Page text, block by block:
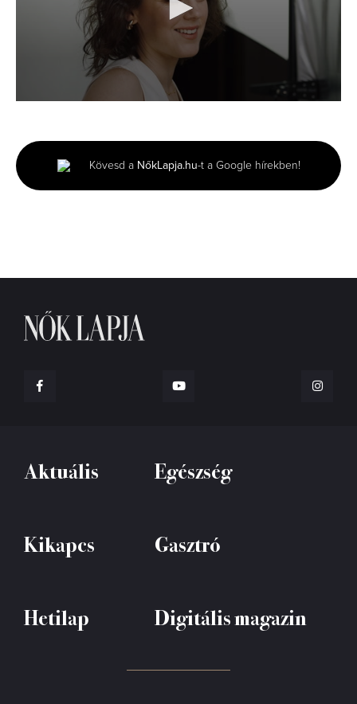
minutes,
13
seconds
Kövesd a NőkLapja.hu-t a Google hírekben!
Aktuális Egészség
Kikapcs Gasztró
Hetilap Digitális magazin